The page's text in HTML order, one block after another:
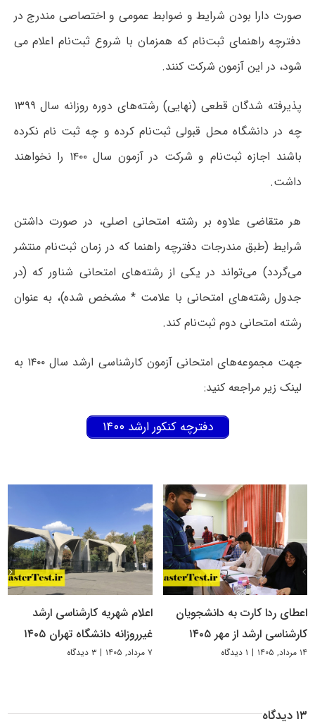
صورت دارا بودن شرایط و ضوابط عمومی و اختصاصی مندرج در
دفترچه راهنمای ثبت‌نام که همزمان با شروع ثبت‌نام اعلام می
شود، در این آزمون شرکت کنند.
پذیرفته شدگان قطعی (نهایی) رشته‌های دوره روزانه سال ۱۳۹۹
چه در دانشگاه محل قبولی ثبت‌نام کرده و چه ثبت نام نکرده
باشند اجازه ثبت‌نام و شرکت در آزمون سال ۱۴۰۰ را نخواهند
داشت.
هر متقاضی علاوه بر رشته امتحانی اصلی، در صورت داشتن
شرایط (طبق مندرجات دفترچه راهنما که در زمان ثبت‌نام منتشر
می‌گردد) می‌تواند در یکی از رشته‌های امتحانی شناور که (در
جدول رشته‌های امتحانی با علامت * مشخص شده)، به عنوان
رشته امتحانی دوم ثبت‌نام کند.
جهت مجموعه‌های امتحانی آزمون کارشناسی ارشد سال ۱۴۰۰ به
لینک زیر مراجعه کنید:
دفترچه کنکور ارشد ۱۴۰۰
اعطای ردا کارت به دانشجویان
کارشناسی ارشد از مهر ۱۴۰۵
۱۴ مرداد, ۱۴۰۵ | ۱ دیدگاه
اعلام شهریه کارشناسی ارشد
غیرروزانه دانشگاه تهران ۱۴۰۵
۷ مرداد, ۱۴۰۵ | ۳ دیدگاه
۱۳ دیدگاه